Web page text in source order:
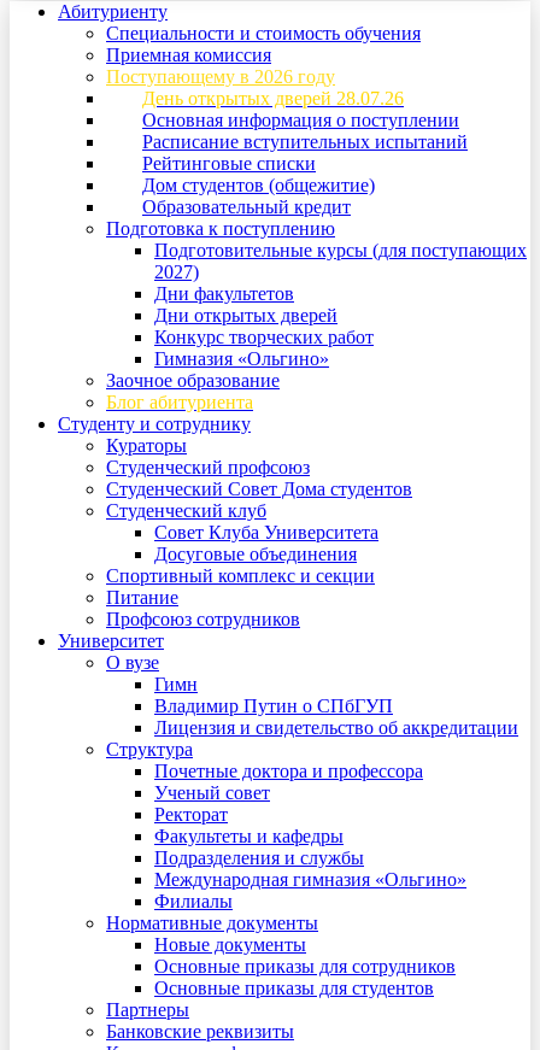
Абитуриенту
Специальности и стоимость обучения
Приемная комиссия
Поступающему в 2026 году
День открытых дверей 28.07.26
Основная информация о поступлении
Расписание вступительных испытаний
Рейтинговые списки
Дом студентов (общежитие)
Образовательный кредит
Подготовка к поступлению
Подготовительные курсы (для поступающих
2027)
Дни факультетов
Дни открытых дверей
Конкурс творческих работ
Гимназия «Ольгино»
Заочное образование
Блог абитуриента
Студенту и сотруднику
Кураторы
Студенческий профсоюз
Студенческий Совет Дома студентов
Студенческий клуб
Совет Клуба Университета
Досуговые объединения
Спортивный комплекс и секции
Питание
Профсоюз сотрудников
Университет
О вузе
Гимн
Владимир Путин о СПбГУП
Лицензия и свидетельство об аккредитации
Структура
Почетные доктора и профессора
Ученый совет
Ректорат
Факультеты и кафедры
Подразделения и службы
Международная гимназия «Ольгино»
Филиалы
Нормативные документы
Новые документы
Основные приказы для сотрудников
Основные приказы для студентов
Партнеры
Банковские реквизиты